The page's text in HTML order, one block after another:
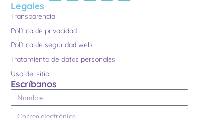
Legales
Transparencia
Política de privacidad
Política de seguridad web
Tratamiento de datos personales
Uso del sitio
Escríbanos